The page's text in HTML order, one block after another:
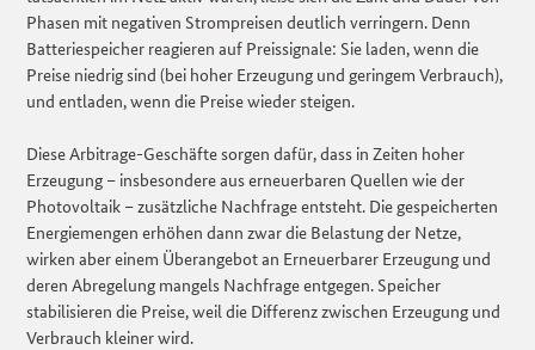
Phasen mit negativen Strompreisen deutlich verringern. Denn
Batteriespeicher reagieren auf Preissignale: Sie laden, wenn die
Preise niedrig sind (bei hoher Erzeugung und geringem Verbrauch),
und entladen, wenn die Preise wieder steigen.
Diese Arbitrage-Geschäfte sorgen dafür, dass in Zeiten hoher
Erzeugung – insbesondere aus erneuerbaren Quellen wie der
Photovoltaik – zusätzliche Nachfrage entsteht. Die gespeicherten
Energiemengen erhöhen dann zwar die Belastung der Netze,
wirken aber einem Überangebot an Erneuerbarer Erzeugung und
deren Abregelung mangels Nachfrage entgegen. Speicher
stabilisieren die Preise, weil die Differenz zwischen Erzeugung und
Verbrauch kleiner wird.